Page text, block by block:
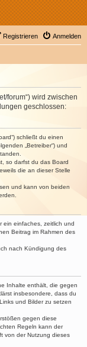
Anmelden
Registrieren
forum“) wird zwischen
geschlossen:
schließt du einen
„Betreiber“) und
so darfst du das Board
die an dieser Stelle
und kann von beiden
ein einfaches, zeitlich und
Beitrag im Rahmen des
nach Kündigung des
Inhalte enthält, die gegen
insbesondere, dass du
und Bilder zu setzen
gegen diese
Regeln kann der
von der Nutzung dieses